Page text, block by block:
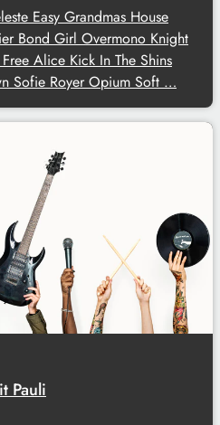
Easy Grandmas House
Bond Girl Overmono Knight
Alice Kick In The Shins
Sofie Royer Opium Soft …
Pauli